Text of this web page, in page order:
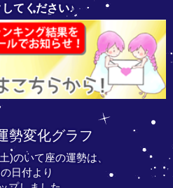
てください♪
勢変化グラフ
)のいて座の運勢は、
日付より